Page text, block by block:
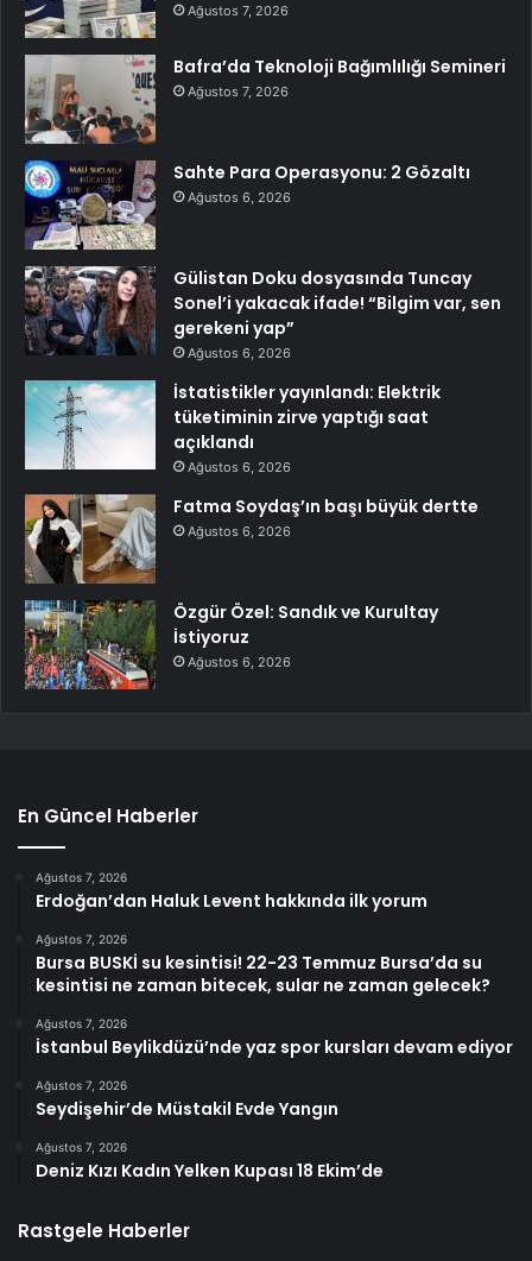
Ağustos 7, 2026
Bafra’da Teknoloji Bağımlılığı Semineri
Ağustos 7, 2026
Sahte Para Operasyonu: 2 Gözaltı
Ağustos 6, 2026
Gülistan Doku dosyasında Tuncay
Sonel’i yakacak ifade! “Bilgim var, sen
gerekeni yap”
Ağustos 6, 2026
İstatistikler yayınlandı: Elektrik
tüketiminin zirve yaptığı saat
açıklandı
Ağustos 6, 2026
Fatma Soydaş’ın başı büyük dertte
Ağustos 6, 2026
Özgür Özel: Sandık ve Kurultay
İstiyoruz
Ağustos 6, 2026
En Güncel Haberler
Ağustos 7, 2026
Erdoğan’dan Haluk Levent hakkında ilk yorum
Ağustos 7, 2026
Bursa BUSKİ su kesintisi! 22-23 Temmuz Bursa’da su
kesintisi ne zaman bitecek, sular ne zaman gelecek?
Ağustos 7, 2026
İstanbul Beylikdüzü’nde yaz spor kursları devam ediyor
Ağustos 7, 2026
Seydişehir’de Müstakil Evde Yangın
Ağustos 7, 2026
Deniz Kızı Kadın Yelken Kupası 18 Ekim’de
Rastgele Haberler